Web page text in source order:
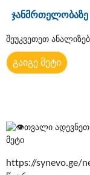
ჯანმრთელობაზე
შეუკვეთეთ
გაიგე მეტი
თვალი ადევნეთ
მეტი
https://synevo.ge/